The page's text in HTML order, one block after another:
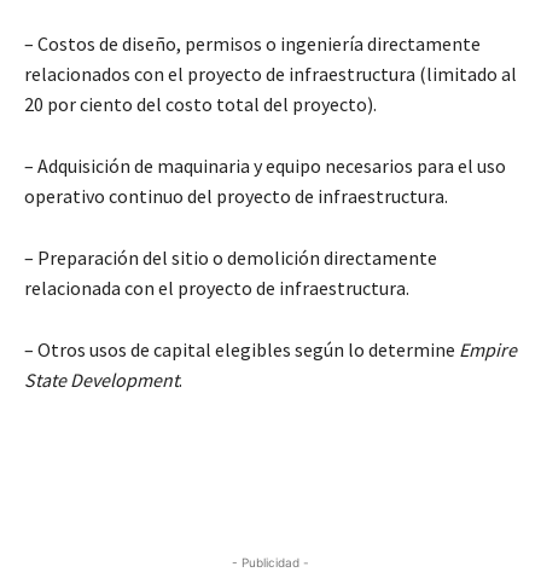
– Costos de diseño, permisos o ingeniería directamente
relacionados con el proyecto de infraestructura (limitado al
20 por ciento del costo total del proyecto).
– Adquisición de maquinaria y equipo necesarios para el uso
operativo continuo del proyecto de infraestructura.
– Preparación del sitio o demolición directamente
relacionada con el proyecto de infraestructura.
– Otros usos de capital elegibles según lo determine Empire
State Development.
- Publicidad -